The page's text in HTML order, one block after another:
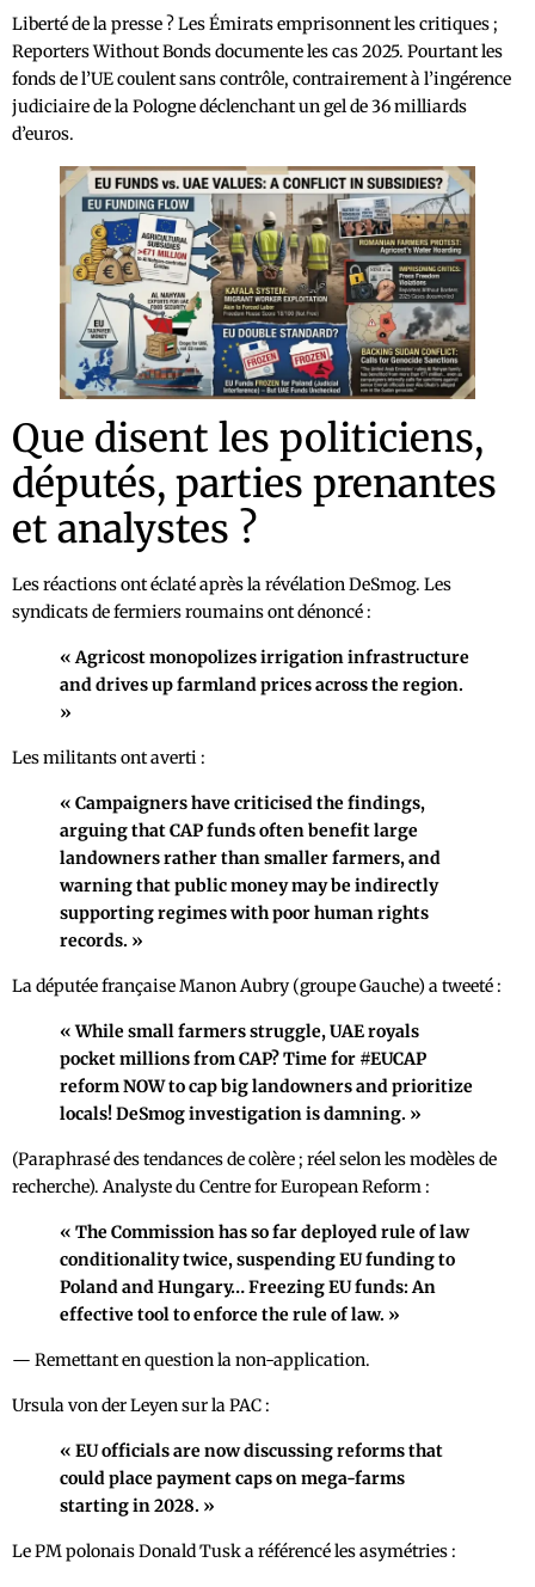
Liberté de la presse ? Les Émirats emprisonnent les critiques ;
Reporters Without Bonds documente les cas 2025. Pourtant les
fonds de l’UE coulent sans contrôle, contrairement à l’ingérence
judiciaire de la Pologne déclenchant un gel de 36 milliards
d’euros.
Que disent les politiciens,
députés, parties prenantes
et analystes ?
Les réactions ont éclaté après la révélation DeSmog. Les
syndicats de fermiers roumains ont dénoncé :
« Agricost monopolizes irrigation infrastructure
and drives up farmland prices across the region.
»
Les militants ont averti :
« Campaigners have criticised the findings,
arguing that CAP funds often benefit large
landowners rather than smaller farmers, and
warning that public money may be indirectly
supporting regimes with poor human rights
records. »
La députée française Manon Aubry (groupe Gauche) a tweeté :
« While small farmers struggle, UAE royals
pocket millions from CAP? Time for #EUCAP
reform NOW to cap big landowners and prioritize
locals! DeSmog investigation is damning. »
(Paraphrasé des tendances de colère ; réel selon les modèles de
recherche). Analyste du Centre for European Reform :
« The Commission has so far deployed rule of law
conditionality twice, suspending EU funding to
Poland and Hungary… Freezing EU funds: An
effective tool to enforce the rule of law. »
— Remettant en question la non-application.
Ursula von der Leyen sur la PAC :
« EU officials are now discussing reforms that
could place payment caps on mega-farms
starting in 2028. »
Le PM polonais Donald Tusk a référencé les asymétries :